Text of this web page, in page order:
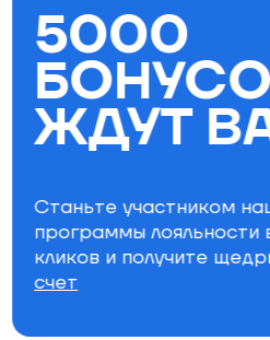
Бестселлеры
Крепления для вейкборда
5000
ЖДУТ
Станьте участником
программы лояльности
кликов и получите
счет